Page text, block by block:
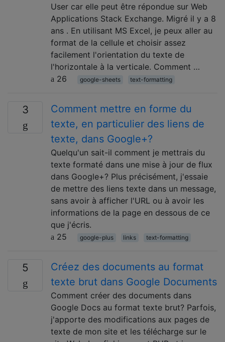
User car elle peut être répondue sur Web
Applications Stack Exchange. Migré il y a 8
ans . En utilisant MS Excel, je peux aller au
format de la cellule et choisir assez
facilement l'orientation du texte de
l'horizontale à la verticale. Comment …
26
google-sheets text-formatting
3
Comment mettre en forme du
texte, en particulier des liens de
texte, dans Google+?
Quelqu'un sait-il comment je mettrais du
texte formaté dans une mise à jour de flux
dans Google+? Plus précisément, j'essaie
de mettre des liens texte dans un message,
sans avoir à afficher l'URL ou à avoir les
informations de la page en dessous de ce
que j'écris.
25
google-plus links text-formatting
5
Créez des documents au format
texte brut dans Google Documents
Comment créer des documents dans
Google Docs au format texte brut? Parfois,
j'apporte des modifications aux pages de
texte de mon site et les télécharge sur le